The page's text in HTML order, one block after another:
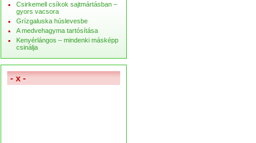
Csirkemell csíkok sajtmártásban –
gyors vacsora
Grízgaluska húslevesbe
A medvehagyma tartósítása
Kenyérlángos – mindenki másképp
csinálja
- x -